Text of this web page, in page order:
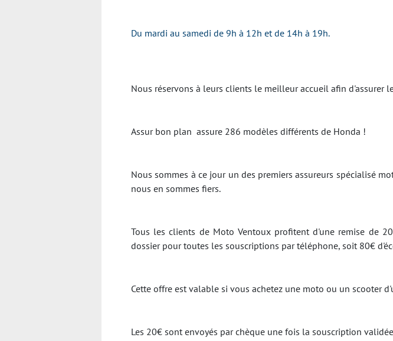
Du mardi au samedi de 9h à 12h et de 14h à 19h.
Nous réservons à leurs clients le meilleur accueil afin d'assurer
Assur bon plan assure 286 modèles différents de Honda !
Nous sommes à ce jour un des premiers assureurs spécialisé
nous en sommes fiers.
Tous les clients de Moto Ventoux profitent d'une remise de
dossier pour toutes les souscriptions par téléphone, soit 80€
Cette offre est valable si vous achetez une moto ou un scooter
Les 20€ sont envoyés par chèque une fois la souscription